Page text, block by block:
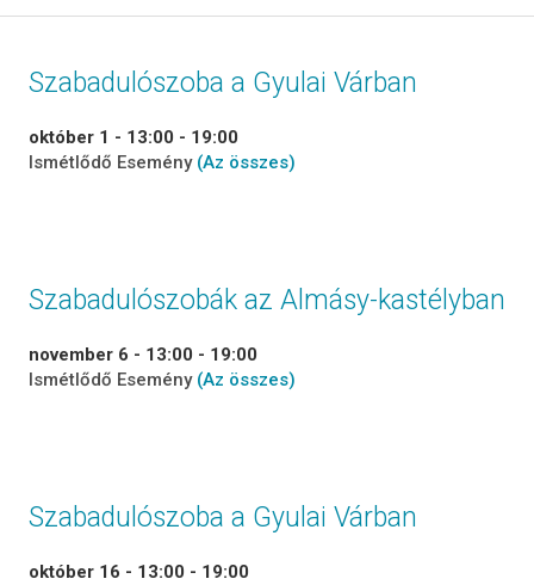
Szabadulószoba a Gyulai Várban
október 1 - 13:00 - 19:00
Ismétlődő Esemény (Az összes)
Szabadulószobák az Almásy-kastélyban
november 6 - 13:00 - 19:00
Ismétlődő Esemény (Az összes)
Szabadulószoba a Gyulai Várban
október 16 - 13:00 - 19:00